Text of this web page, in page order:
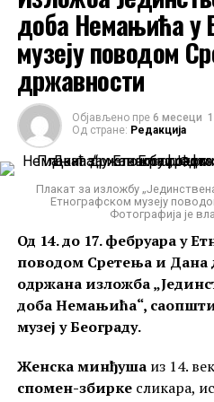
манастиру рестауриран,
целокупно уметничко
довољној мери
доба Немањића у
музеју поводом
државности
Објављено пре 6 месеци
Од стране: Редакција
Плакат за изложбу
Етнографском музеју
Фотографија је
Од 14. до 17. фебруара у
поводом Сретења и Дана
одржана изложба
доба Немањића“,
музеј у Београду.
Женска минђушаиз 14.
спомен-збиркесликара,